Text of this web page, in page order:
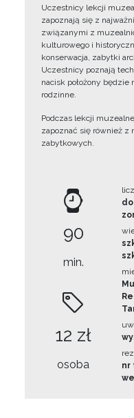
Uczestnicy lekcji
zapoznają się z
związanymi z
kulturowego i
konserwacja, zabytki
Uczestnicy poznają
nacisk położony będzie
rodzinne.
Podczas lekcji
zapoznać się również z
zabytkowych.
90
min.
12 zł
osoba
nr